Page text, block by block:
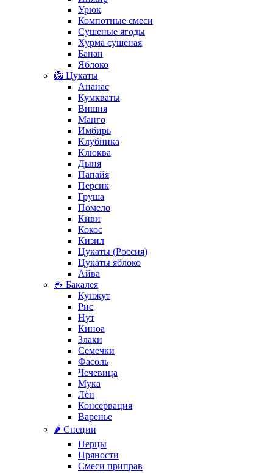
Урюк
Компотные смеси
Сушеные ягоды
Хурма сушеная
Банан
Яблоко
🥝 Цукаты
Ананас
Кумкваты
Вишня
Манго
Имбирь
Клубника
Клюква
Дыня
Папайя
Персик
Груша
Помело
Киви
Кокос
Кизил
Цукаты (Россия)
Цукаты яблоко
Айва
🍚 Бакалея
Кунжут
Рис
Нут
Киноа
Злаки
Семечки
Фасоль
Чечевица
Мука
Лён
Консервация
Варенье
🌶️ Специи
Перцы
Пряности
Смеси приправ